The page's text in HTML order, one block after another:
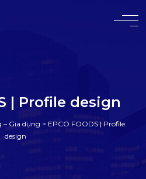
| Profile design
– Gia dụng > EPCO FOODS | Profile
design